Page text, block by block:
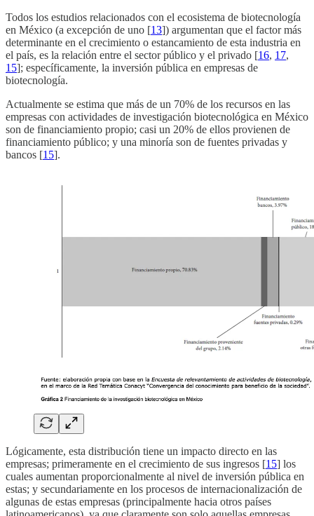
Todos los estudios relacionados con el ecosistema de biotecnología
en México (a excepción de uno [13]) argumentan que el factor más
determinante en el crecimiento o estancamiento de esta industria en
el país, es la relación entre el sector público y el privado [16, 17,
15]; específicamente, la inversión pública en empresas de
biotecnología.
Actualmente se estima que más de un 70% de los recursos en las
empresas con actividades de investigación biotecnológica en México
son de financiamiento propio; casi un 20% de ellos provienen de
financiamiento público; y una minoría son de fuentes privadas y
bancos [15].
Lógicamente, esta distribución tiene un impacto directo en las
empresas; primeramente en el crecimiento de sus ingresos [15] los
cuales aumentan proporcionalmente al nivel de inversión pública en
estas; y secundariamente en los procesos de internacionalización de
algunas de estas empresas (principalmente hacia otros países